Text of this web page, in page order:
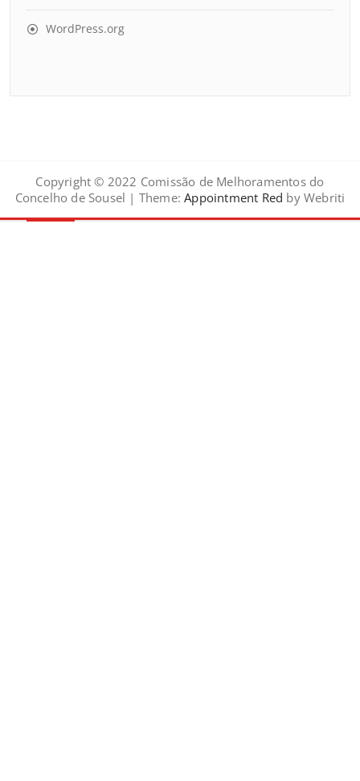
WordPress.org
Copyright © 2022 Comissão de Melhoramentos do
Concelho de Sousel | Theme: Appointment Red by Webriti